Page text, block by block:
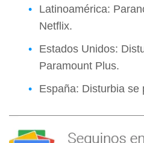
Latinoamérica:
Netflix.
Estados Unidos:
Paramount Plus.
España: Disturbia se